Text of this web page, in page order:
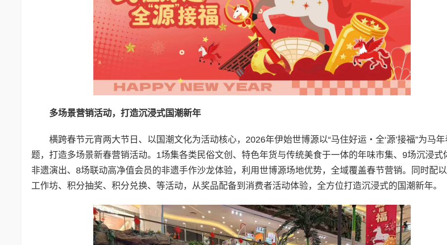
多场景营销活动，打造沉浸式国潮新年
横跨春节元宵两大节日、以国潮文化为活动核心，2026年伊始世博源以“马住好运・全‘源’接福”为马
题，打造多场景新春营销活动。1场集各类民俗文创、特色年货与传统美食于一体的年味市集、9场沉浸式
非遗演出、8场联动高净值会员的非遗手作沙龙体验，利用世博源场地优势，全域覆盖春节营销。同时配
工作坊、积分抽奖、积分兑换、等活动，从奖品配备到消费者活动体验，全方位打造沉浸式的国潮新年。